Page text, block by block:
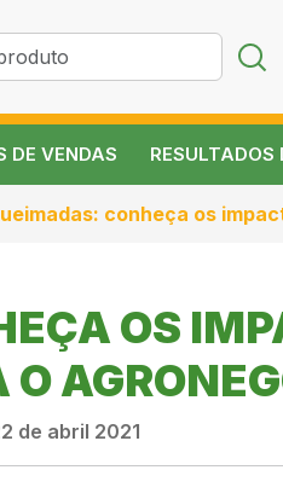
DE VENDAS RESULTADOS
conheça os
OS
de abril 2021